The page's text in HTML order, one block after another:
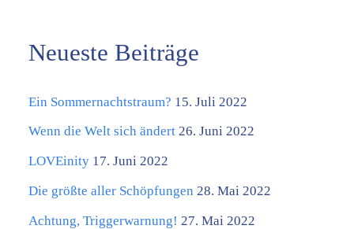
Neueste Beiträge
Ein Sommernachtstraum? 15. Juli 2022
Wenn die Welt sich ändert 26. Juni 2022
LOVEinity 17. Juni 2022
Die größte aller Schöpfungen 28. Mai 2022
Achtung, Triggerwarnung! 27. Mai 2022
K
t
e
g
o